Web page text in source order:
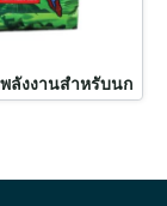
ลังงานสำหรับนก